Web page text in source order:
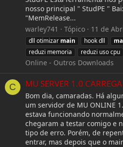
nosso principal " StudPE "
"MemRelease...
warley741
Tópico 11 de
dll otimizar main hook dll
reduzi memoria
reduzi uso cpu
Online - Outros Downloads
C MU SERVER 1.0
Bom dia, camaradas. Há
um servidor de MU ONLINE
estava funcionando
chegaram a testar comigo e
tipo de erro. Porém, de
entrar, mas depois que o